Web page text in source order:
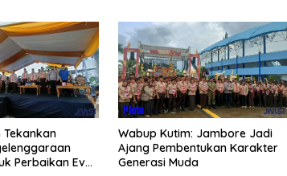
Tekankan
Perbaikan Even
Wabup Kutim: Jambore Jadi
Ajang Pembentukan Karakter
Generasi Muda